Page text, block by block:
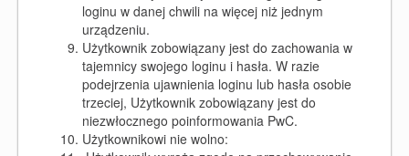
loginu w danej chwili na więcej niż jednym
urządzeniu.
Użytkownik zobowiązany jest do zachowania w
tajemnicy swojego loginu i hasła. W razie
podejrzenia ujawnienia loginu lub hasła osobie
trzeciej, Użytkownik zobowiązany jest do
niezwłocznego poinformowania PwC.
Użytkownikowi nie wolno: